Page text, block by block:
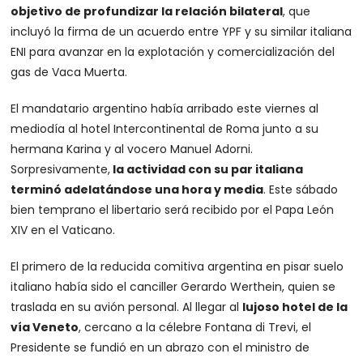
objetivo de profundizar la relación bilateral, que
incluyó la firma de un acuerdo entre YPF y su similar italiana
ENI para avanzar en la explotación y comercialización del
gas de Vaca Muerta.
El mandatario argentino había arribado este viernes al
mediodía al hotel Intercontinental de Roma junto a su
hermana Karina y al vocero Manuel Adorni.
Sorpresivamente, la actividad con su par italiana
terminó adelatándose una hora y media. Este sábado
bien temprano el libertario será recibido por el Papa León
XIV en el Vaticano.
El primero de la reducida comitiva argentina en pisar suelo
italiano había sido el canciller Gerardo Werthein, quien se
traslada en su avión personal. Al llegar al lujoso hotel de la
vía Veneto, cercano a la célebre Fontana di Trevi, el
Presidente se fundió en un abrazo con el ministro de